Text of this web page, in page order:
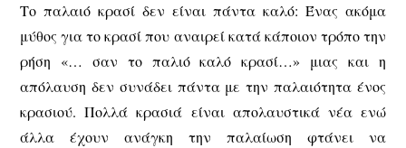
Το παλαιό κρασί δεν είναι πάντα καλό: Ένας ακόμα
μύθος για το κρασί που αναιρεί κατά κάποιον τρόπο την
ρήση «… σαν το παλιό καλό κρασί…» μιας και η
απόλαυση δεν συνάδει πάντα με την παλαιότητα ένος
κρασιού. Πολλά κρασιά είναι απολαυστικά νέα ενώ
άλλα έχουν ανάγκη την παλαίωση φτάνει να